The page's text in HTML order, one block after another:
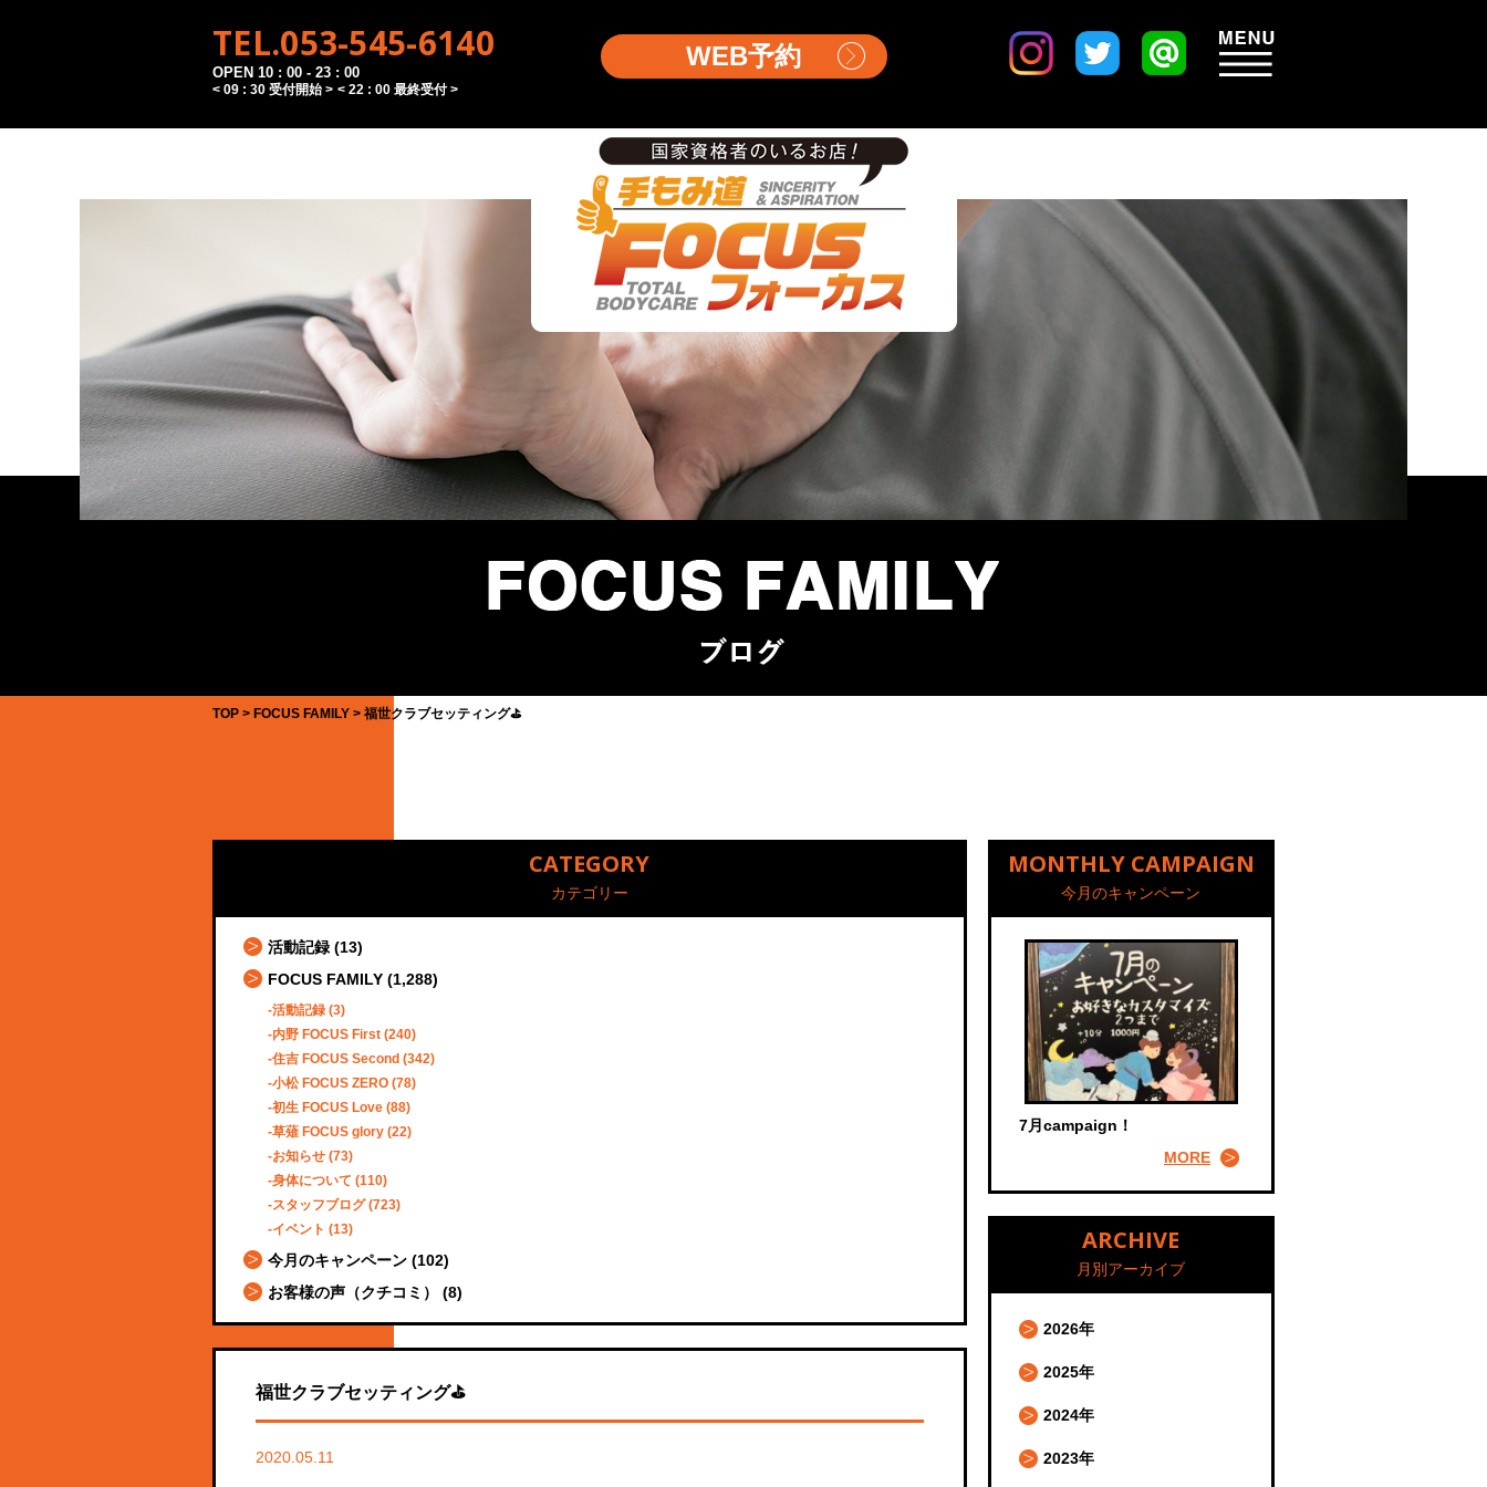
TEL.053-545-6140
OPEN 10 : 00 - 23 : 00
< 09 : 30 受付開始 > < 22 : 00 最終受付 >
WEB予約
TOP FOCUS FAMILY 福世クラブセッティング⛳️
CATEGORY
カテゴリー
活動記録 (13)
FOCUS FAMILY (1,288)
活動記録 (3)
内野 FOCUS First (240)
住吉 FOCUS Second (342)
小松 FOCUS ZERO (78)
初生 FOCUS Love (88)
草薙 FOCUS glory (22)
お知らせ (73)
身体について (110)
スタッフブログ(723)
イベント (13)
今月のキャンペーン (102)
お客様の声（クチコミ）
(8)
福世クラブセッティング⛳️
2020.05.11
MONTHLY CAMPAIGN
今月のキャンペーン
7月campaign！
MORE
ARCHIVE
月別アーカイブ
2026年
2025年
2024年
2023年